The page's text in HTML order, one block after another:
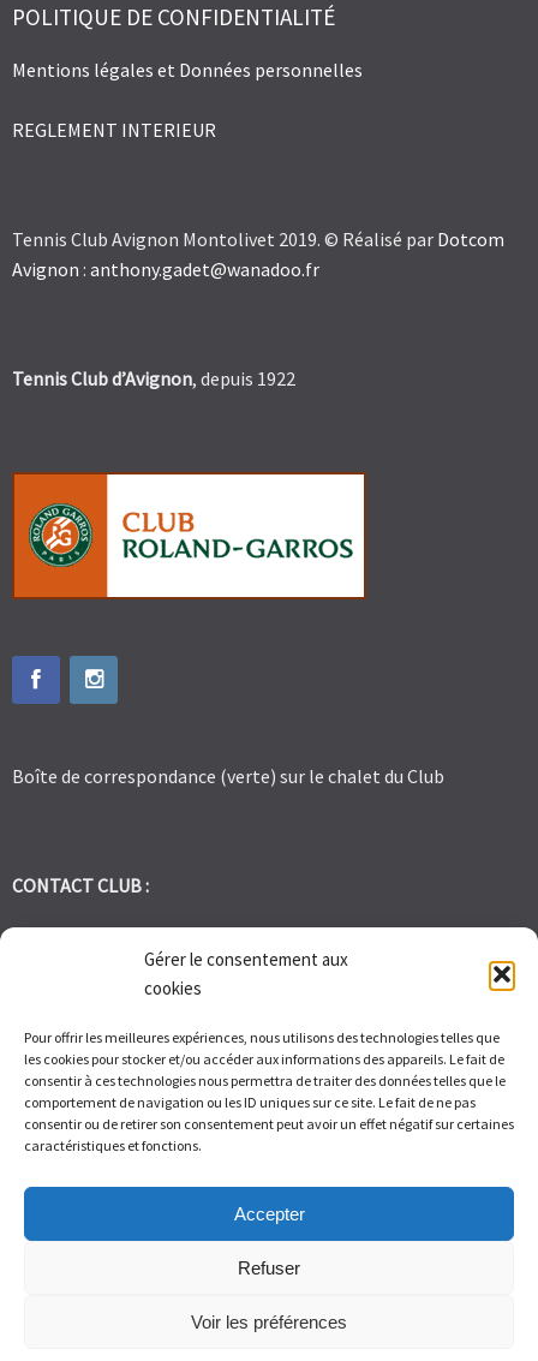
Gérer le consentement aux
cookies
Pour offrir les meilleures expériences, nous utilisons des technologies telles que
les cookies pour stocker et/ou accéder aux informations des appareils. Le fait de
consentir à ces technologies nous permettra de traiter des données telles que le
comportement de navigation ou les ID uniques sur ce site. Le fait de ne pas
consentir ou de retirer son consentement peut avoir un effet négatif sur certaines
caractéristiques et fonctions.
Accepter
Refuser
Voir les préférences
POLITIQUE DE CONFIDENTIALITÉ
Mentions légales et Données personnelles
REGLEMENT INTERIEUR
Tennis Club Avignon Montolivet 2019. © Réalisé par Dotcom
Avignon : anthony.gadet@wanadoo.fr
Tennis Club d’Avignon, depuis 1922
Boîte de correspondance (verte) sur le chalet du Club
CONTACT CLUB :
tennis.club.avignon@orange.fr
1 Bd des Frères Reboul 30400 Villeneuve les Avignon
Du Lundi au Vendredi de 9h à 12h et de 14h à 17h – Samedi de 9H
à 11H
© Tennis Club Avignon Montolivet 2026.